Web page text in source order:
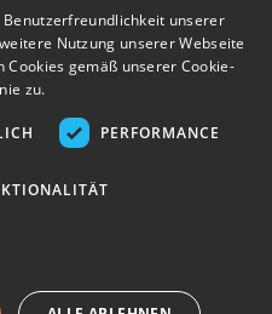
unserer
Nutzung unserer Webseite
Cookies gemäß unserer Cookie-
zu.
PERFORMANCE